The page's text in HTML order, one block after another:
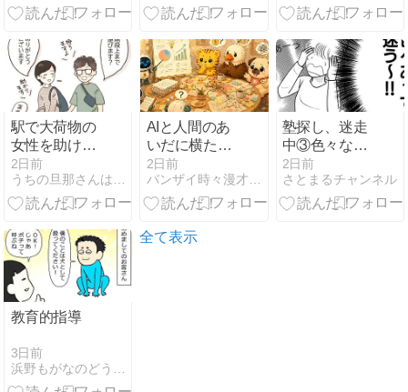
ちゃう話
駅で大荷物の
女性を助けよ
うとした旦那
さんの自由行
動
2日前
うちの旦那さんは面倒くさい
AIと人間のあ
いだに横たわ
る本質的な問
題
2日前
バンザイ時々漫才な日常
塾探し、迷走
中③色々な条
件で塾を探し
てみるが…？
2日前
さとまるチャンネル
教育的指導
3日前
浜野もがなのどうしてこうなった
全て表示